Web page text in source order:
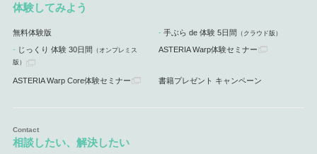
体験してみよう
無料体験版 手ぶら de 体験 5日間 （クラウド版）
じっくり 体験 30日間 （オンプレミス
版）
ASTERIA Warp体験セミナー
ASTERIA Warp Core体験セミナー 書籍プレゼント キャンペーン
相談したい、解決したい